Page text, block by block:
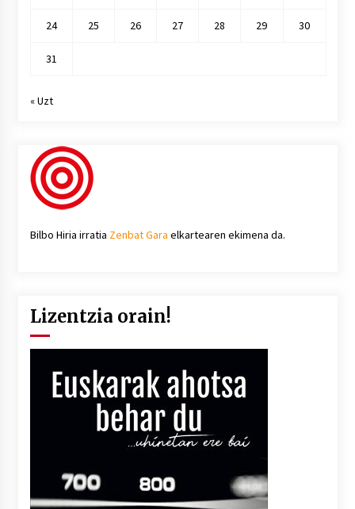
24 25 26 27 28 29 30
31
« Uzt
Bilbo Hiria irratia Zenbat Gara elkartearen ekimena da.
Lizentzia orain!